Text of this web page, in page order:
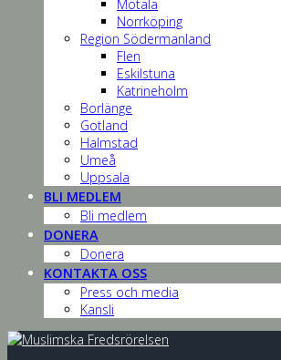
Motala
Norrköping
Region Södermanland
Flen
Eskilstuna
Katrineholm
Borlänge
Gotland
Halmstad
Umeå
Uppsala
BLI MEDLEM
Bli medlem
DONERA
Donera
KONTAKTA OSS
Press och media
Kansli